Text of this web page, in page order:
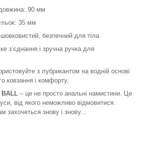
90 мм
35 мм
безпечний для тіла
з’єднання і зручна ручка для
з лубрикантом на водній основі
ковзання і комфорту.
BALL – це не просто анальні намистини. Це
від якого неможливо відмовитися.
захочеться знову і знову...